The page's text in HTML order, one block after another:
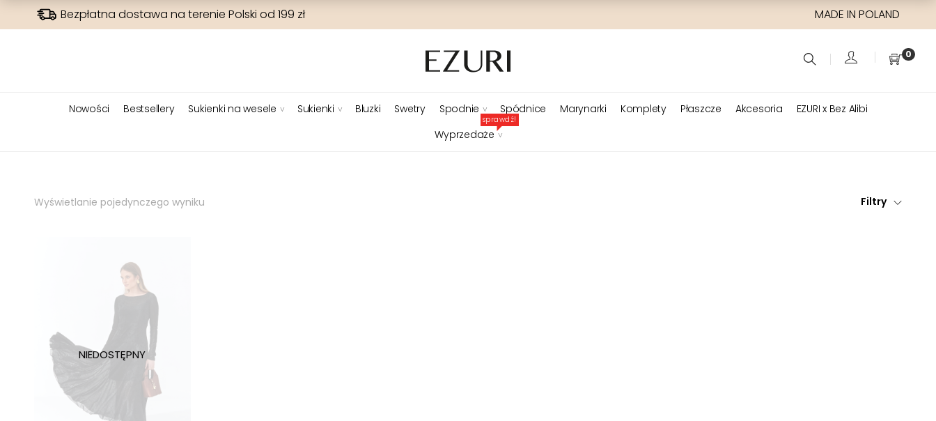
Bezpłatna dostawa na terenie Polski od 199 zł MADE IN POLAND
0
Nowości Bestsellery Sukienki na wesele Sukienki Bluzki Swetry Spodnie Spódnice Marynarki Komplety Płaszcze Akcesoria
EZURI x Bez Alibi
Wyprzedaże
sprawdź!
Wyświetlanie pojedynczego wyniku Filtry